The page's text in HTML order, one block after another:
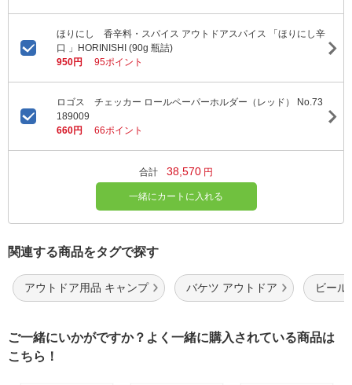
ほりにし 香辛料・スパイス アウトドアスパイス 「ほりにし辛
口 」HORINISHI (90g 瓶詰)
950円
95ポイント
ロゴス チェッカー ロールペーパーホルダー（レッド） No.73
189009
660円
66ポイント
合計 38,570 円
一緒にカートに入れる
関連する商品をタグで探す
アウトドア用品 キャンプ バケツ アウトドア ビール
ご一緒にいかがですか？よく一緒に購入されている商品は
こちら！